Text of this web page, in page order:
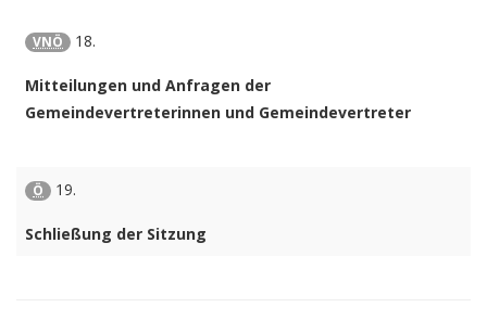
VNÖ 18.
Mitteilungen und Anfragen der
Gemeindevertreterinnen und Gemeindevertreter
Ö 19.
Schließung der Sitzung